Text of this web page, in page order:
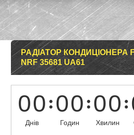
РАДІАТОР КОНДИЦІОНЕРА
NRF 35681 UA61
00
Днів
00
Годин
00
Хвилин